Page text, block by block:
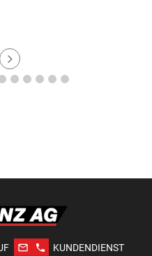
mail_outline phone
KUNDENDIENST